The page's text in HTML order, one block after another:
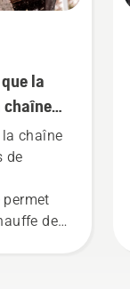
la
chaîne
de
permet
de